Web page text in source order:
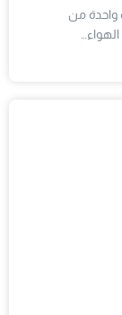
واحدة من